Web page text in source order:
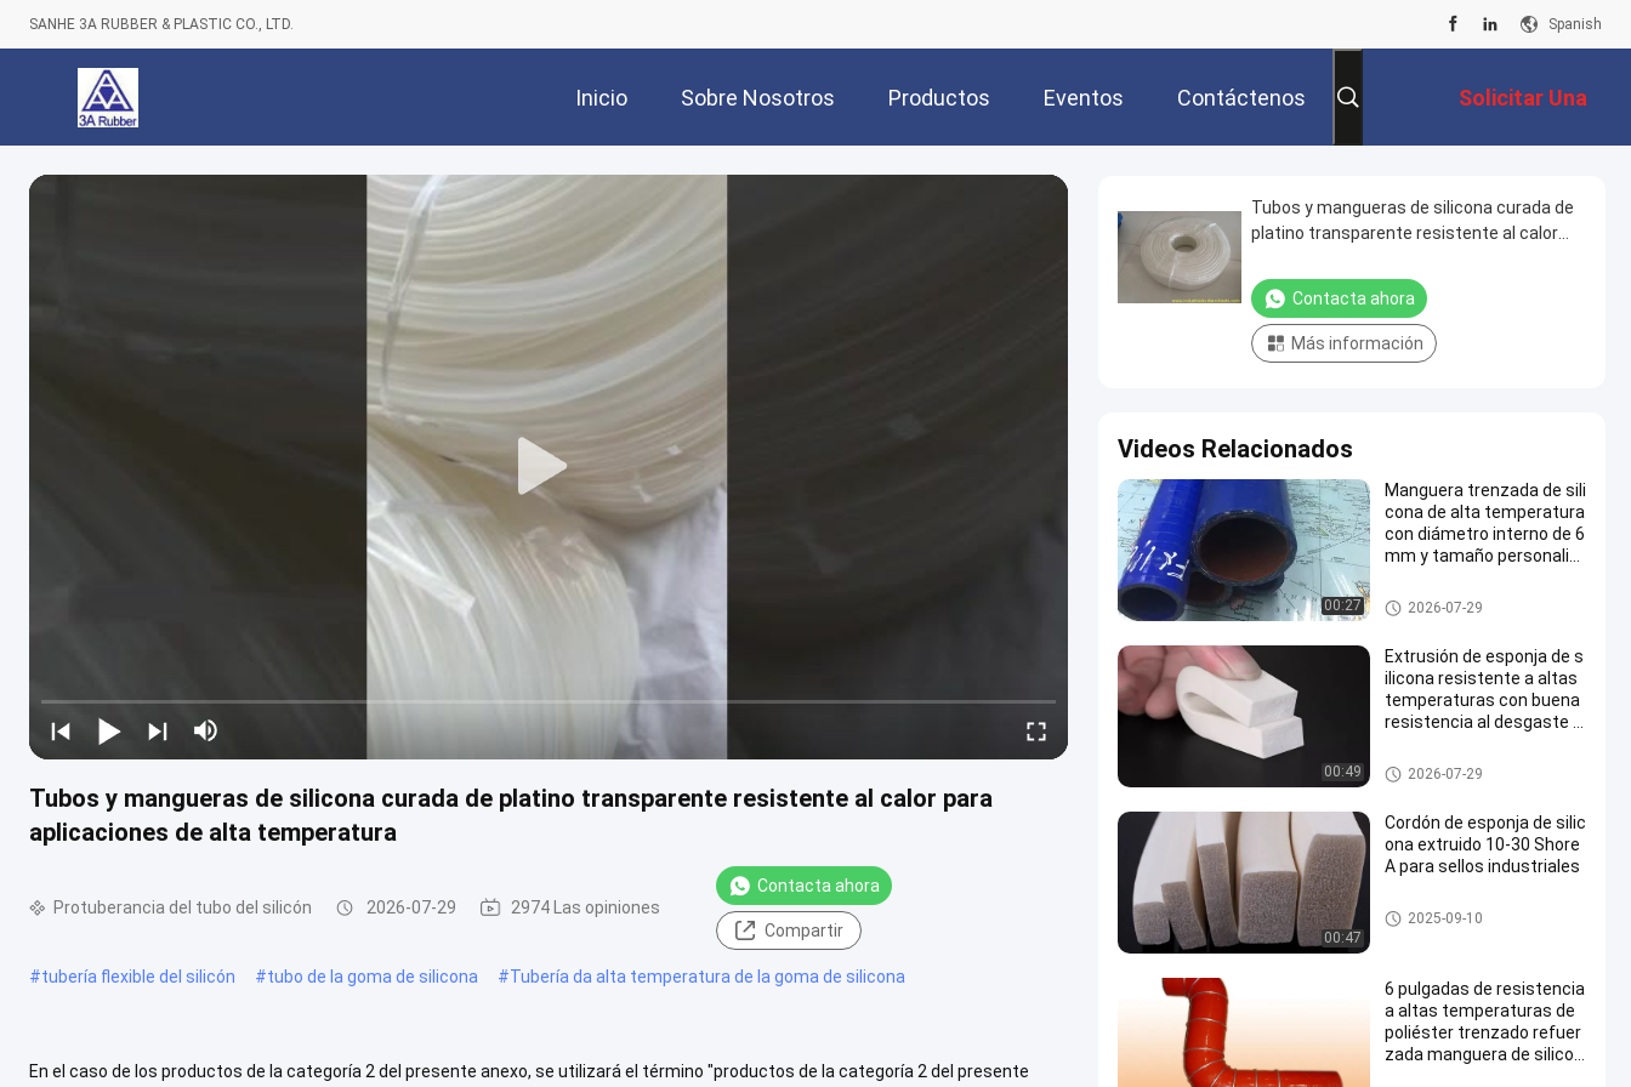
SANHE 3A RUBBER & PLASTIC CO., LTD. Spanish
Inicio Sobre Nosotros Productos Eventos Contáctenos Solicitar Una
Cotización
Tubos y mangueras de silicona curada de platino transparente resistente al calor para
aplicaciones de alta temperatura
Protuberancia del tubo del silicón 2026-07-29 2974 Las opiniones
Contacta ahora
Compartir
#tubería flexible del silicón #tubo de la goma de silicona #Tubería da alta temperatura de la goma de silicona
En el caso de los productos de la categoría 2 del presente anexo, se utilizará el término "productos de la categoría 2 del presente
Tubos y mangueras de silicona curada de
platino transparente resistente al calor
Contacta ahora
Más información
Videos Relacionados
00:27
Manguera trenzada de sili
cona de alta temperatura
con diámetro interno de 6
mm y tamaño personaliz
ustriales
Protuberancia del tubo del silic
ón
2026-07-29
00:49
Extrusión de esponja de s
ilicona resistente a altas
temperaturas con buena
resistencia al desgaste y
00-200psi
Protuberancia del tubo del silic
ón
2026-07-29
00:47
Cordón de esponja de silic
ona extruido 10-30 Shore
A para sellos industriales
Protuberancia del tubo del silic
ón
2025-09-10
6 pulgadas de resistencia
a altas temperaturas de
poliéster trenzado refuer
zada manguera de silicon